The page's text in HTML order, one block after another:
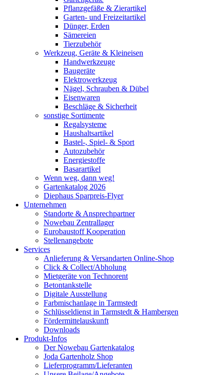
Pflanzgefäße & Zierartikel
Garten- und Freizeitartikel
Dünger, Erden
Sämereien
Tierzubehör
Werkzeug, Geräte & Kleineisen
Handwerkzeuge
Baugeräte
Elektrowerkzeug
Nägel, Schrauben & Dübel
Eisenwaren
Beschläge & Sicherheit
sonstige Sortimente
Regalsysteme
Haushaltsartikel
Bastel-, Spiel- & Sport
Autozubehör
Energiestoffe
Basarartikel
Wenn weg, dann weg!
Gartenkatalog 2026
Diephaus Sparpreis-Flyer
Unternehmen
Standorte & Ansprechpartner
Nowebau Zentrallager
Eurobaustoff Kooperation
Stellenangebote
Services
Anlieferung & Versandarten Online-Shop
Click & Collect/Abholung
Mietgeräte von Technorent
Betontankstelle
Digitale Ausstellung
Farbmischanlage in Tarmstedt
Schlüsseldienst in Tarmstedt & Hambergen
Fördermittelauskunft
Downloads
Produkt-Infos
Der Nowebau Gartenkatalog
Joda Gartenholz Shop
Lieferprogramm/Lieferanten